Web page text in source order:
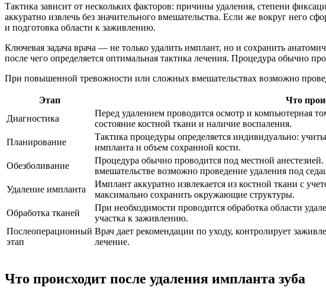
Тактика зависит от нескольких факторов: причины удаления, степени
аккуратно извлечь без значительного вмешательства. Если же вокруг него
и подготовка области к заживлению.
Ключевая задача врача — не только удалить имплант, но и сохранить
после чего определяется оптимальная тактика лечения. Процедура обычно
При повышенной тревожности или сложных вмешательствах возможно
Этап Что
Диагностика
Перед удалением проводится осмотр и компьютерная
состояние костной ткани и наличие воспаления.
Планирование
Тактика процедуры определяется индивидуально:
импланта и объем сохранной кости.
Обезболивание
Процедура обычно проводится под местной
вмешательстве возможно проведение удаления под
Удаление импланта
Имплант аккуратно извлекается из костной ткани с
максимально сохранить окружающие структуры.
Обработка тканей
При необходимости проводится обработка области
участка к заживлению.
Послеоперационный
этап
Врач дает рекомендации по уходу, контролирует
лечение.
Что происходит после удаления импланта зуба